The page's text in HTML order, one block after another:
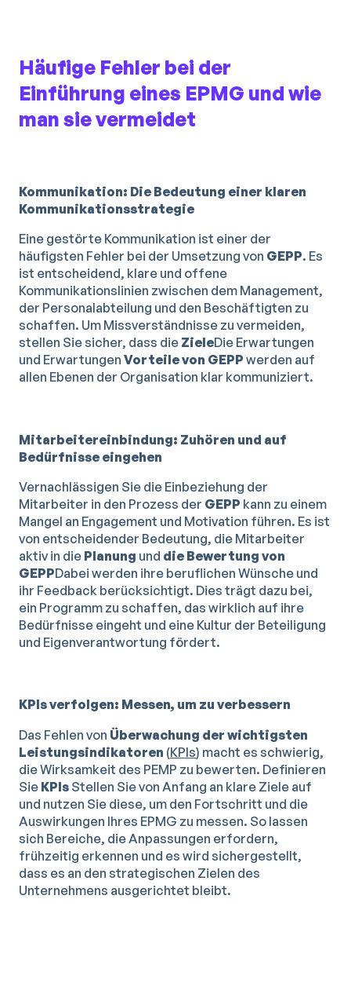
Häufige Fehler bei der
Einführung eines EPMG und wie
man sie vermeidet
Kommunikation: Die Bedeutung einer klaren
Kommunikationsstrategie
Eine gestörte Kommunikation ist einer der
häufigsten Fehler bei der Umsetzung von GEPP. Es
ist entscheidend, klare und offene
Kommunikationslinien zwischen dem Management,
der Personalabteilung und den Beschäftigten zu
schaffen. Um Missverständnisse zu vermeiden,
stellen Sie sicher, dass die ZieleDie Erwartungen
und Erwartungen Vorteile von GEPP werden auf
allen Ebenen der Organisation klar kommuniziert.
Mitarbeitereinbindung: Zuhören und auf
Bedürfnisse eingehen
Vernachlässigen Sie die Einbeziehung der
Mitarbeiter in den Prozess der GEPP kann zu einem
Mangel an Engagement und Motivation führen. Es ist
von entscheidender Bedeutung, die Mitarbeiter
aktiv in die Planung und die Bewertung von
GEPPDabei werden ihre beruflichen Wünsche und
ihr Feedback berücksichtigt. Dies trägt dazu bei,
ein Programm zu schaffen, das wirklich auf ihre
Bedürfnisse eingeht und eine Kultur der Beteiligung
und Eigenverantwortung fördert.
KPIs verfolgen: Messen, um zu verbessern
Das Fehlen von Überwachung der wichtigsten
Leistungsindikatoren (KPIs) macht es schwierig,
die Wirksamkeit des PEMP zu bewerten. Definieren
Sie KPIs Stellen Sie von Anfang an klare Ziele auf
und nutzen Sie diese, um den Fortschritt und die
Auswirkungen Ihres EPMG zu messen. So lassen
sich Bereiche, die Anpassungen erfordern,
frühzeitig erkennen und es wird sichergestellt,
dass es an den strategischen Zielen des
Unternehmens ausgerichtet bleibt.